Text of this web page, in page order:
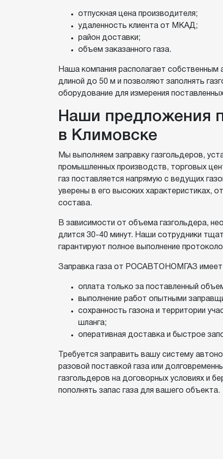
отпускная цена производителя;
удаленность клиента от МКАД;
район доставки;
объем заказанного газа.
Наша компания располагает
длиной до 50 м и позволяют заполнять
оборудование для измерения
Наши предложения
в Климовске
Мы выполняем заправку газгольдеров,
промышленных производств, торговых
газ поставляется напрямую с ведущих
уверены в его высоких характеристиках,
состава.
В зависимости от объема газгольдера,
длится 30-40 минут. Наши сотрудники
гарантируют полное выполнение
Заправка газа от РОСАВТОНОМГАЗ
оплата только за поставленный
выполнение работ опытными
сохранность газона и территории
шланга;
оперативная доставка и быстрое
Требуется заправить вашу систему
разовой поставкой газа или
газгольдеров на договорных условиях и
пополнять запас газа для вашего объекта.